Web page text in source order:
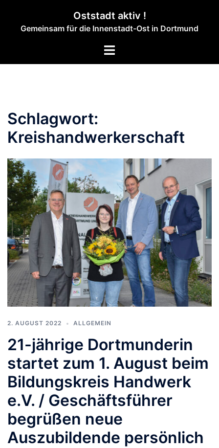
springen
Oststadt aktiv !
Gemeinsam für die Innenstadt-Ost in Dortmund
Menü
Schlagwort:
Kreishandwerkerschaft
2. AUGUST 2022 ALLGEMEIN
21-jährige Dortmunderin
startet zum 1. August beim
Bildungskreis Handwerk
e.V. / Geschäftsführer
begrüßen neue
Auszubildende persönlich